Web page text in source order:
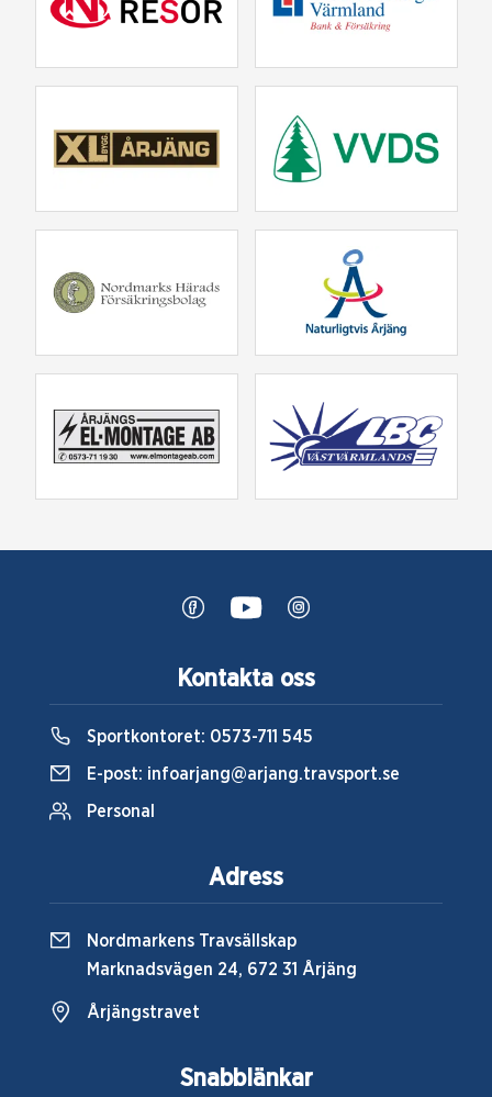
Snabblänkar
Kontakta oss
Sportkontoret: 0573-711 545
E-post: infoarjang@arjang.travsport.se
Personal
Adress
Nordmarkens Travsällskap
Marknadsvägen 24, 672 31 Årjäng
Årjängstravet